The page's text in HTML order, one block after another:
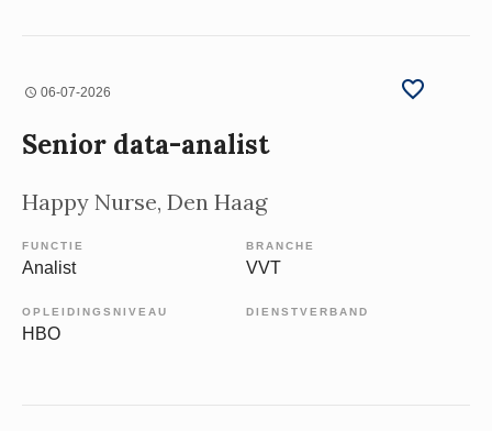
06-07-2026
Senior data-analist
Happy Nurse, Den Haag
FUNCTIE
Analist
BRANCHE
VVT
OPLEIDINGSNIVEAU
HBO
DIENSTVERBAND